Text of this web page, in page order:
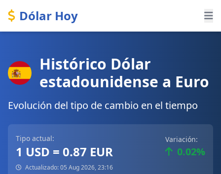
Dólar Hoy
Histórico Dólar
estadounidense a Euro
Evolución del tipo de cambio en el tiempo
Tipo actual:
1 USD = 0.87 EUR
Variación:
0.02%
Actualizado: 05 Aug 2026, 23:16